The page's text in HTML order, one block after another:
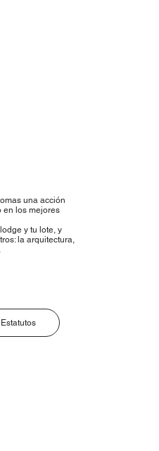
una acción
en los mejores
y tu lote, y
la arquitectura,